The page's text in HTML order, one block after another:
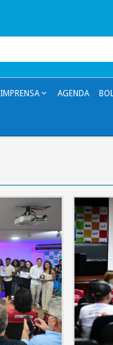
IMPRENSA AGENDA